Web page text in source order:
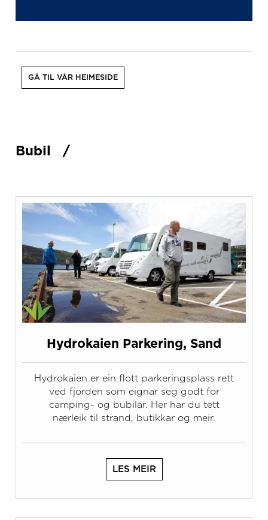
GÅ TIL VÅR HEIMESIDE
Bubil /
Hydrokaien Parkering, Sand
Hydrokaien er ein flott parkeringsplass rett
ved fjorden som eignar seg godt for
camping- og bubilar. Her har du tett
nærleik til strand, butikkar og meir.
LES MEIR